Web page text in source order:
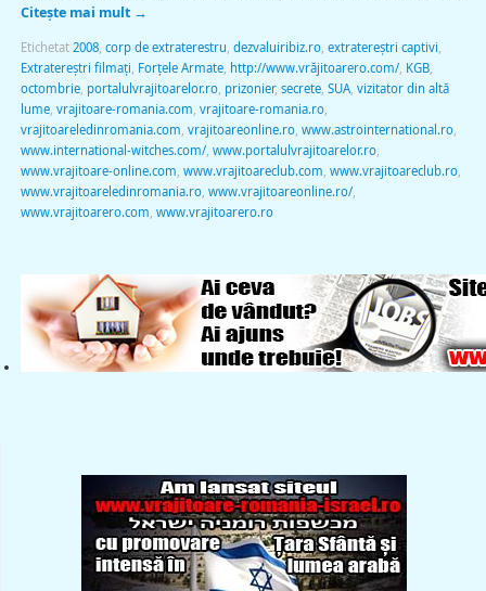
Citește mai mult →
Etichetat 2008, corp de extraterestru, dezvaluiribiz.ro, extratereştri captivi,
Extratereştri filmaţi, Forţele Armate, http://www.vrăjitoarero.com/, KGB,
octombrie, portalulvrajitoarelor.ro, prizonier, secrete, SUA, vizitator din altă
lume, vrajitoare-romania.com, vrajitoare-romania.ro,
vrajitoareledinromania.com, vrajitoareonline.ro, www.astrointernational.ro,
www.international-witches.com/, www.portalulvrajitoarelor.ro,
www.vrajitoare-online.com, www.vrajitoareclub.com, www.vrajitoareclub.ro,
www.vrajitoareledinromania.ro, www.vrajitoareonline.ro/,
www.vrajitoarero.com, www.vrajitoarero.ro